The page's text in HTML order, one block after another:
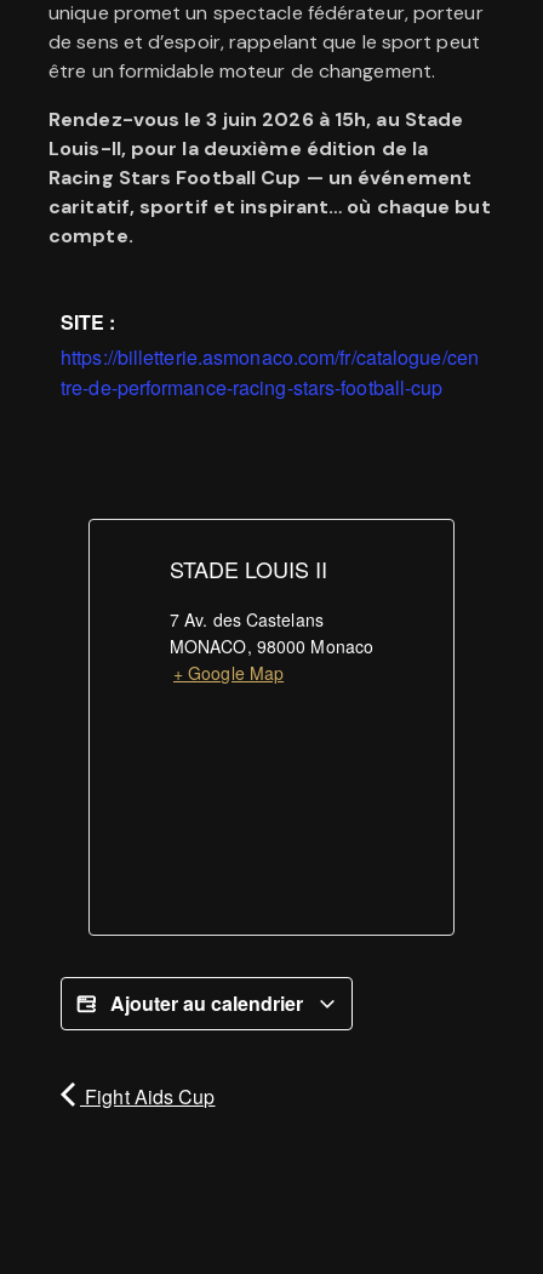
unique promet un spectacle fédérateur, porteur
de sens et d’espoir, rappelant que le sport peut
être un formidable moteur de changement.
Rendez-vous le 3 juin 2026 à 15h, au Stade
Louis-II, pour la deuxième édition de la
Racing Stars Football Cup — un événement
caritatif, sportif et inspirant… où chaque but
compte.
SITE :
https://billetterie.asmonaco.com/fr/catalogue/cen
tre-de-performance-racing-stars-football-cup
STADE LOUIS II
7 Av. des Castelans
MONACO, 98000 Monaco
+ Google Map
Ajouter au calendrier
Fight Aids Cup